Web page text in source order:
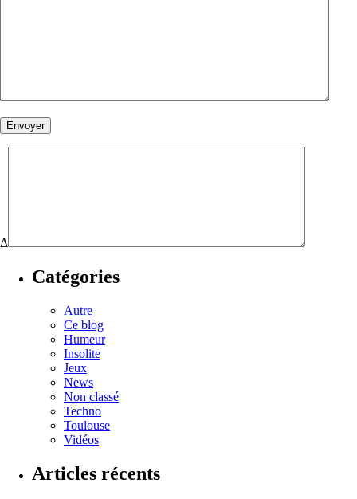
Δ
Catégories
Autre
Ce blog
Humeur
Insolite
Jeux
News
Non classé
Techno
Toulouse
Vidéos
Articles récents